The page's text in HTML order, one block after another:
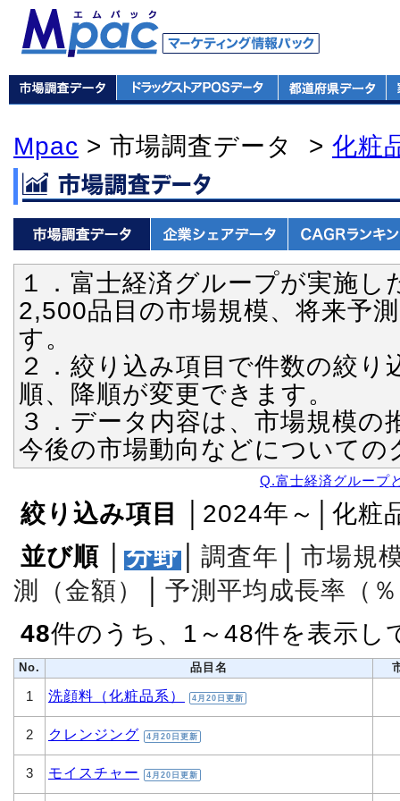
Mpac > 市場調査データ > 化粧
１．富士経済グループが実施し
2,500品目の市場規模、将来予
す。
２．絞り込み項目で件数の絞
順、降順が変更できます。
３．データ内容は、市場規模
今後の市場動向などについて
Q.富士経済グループ
絞り込み項目
│2024年～│化粧
並び順
分野 調査年
市場規
測（金額）
予測平均成長率（
48件のうち、1～48件を表示し
No. 品目名
1 洗顔料（化粧品系） 4月20日更新
2 クレンジング 4月20日更新
3 モイスチャー 4月20日更新